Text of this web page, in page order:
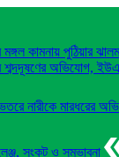
কামনায় পুঠিয়ার
শব্দদূষণের অভিযোগ,
নারীকে মারধরের
সংকট ও সম্ভাবনা